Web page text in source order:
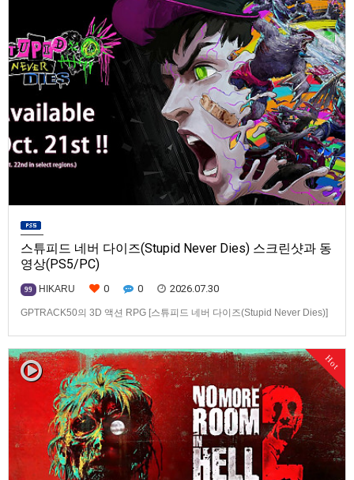
스튜피드 네버 다이즈(Stupid Never Dies) 스크린샷과 동
영상(PS5/PC)
99 HIKARU 0 0 2026.07.30
GPTRACK50의 3D 액션 RPG [스튜피드 네버 다이즈(Stupid Never Dies)]
Hot